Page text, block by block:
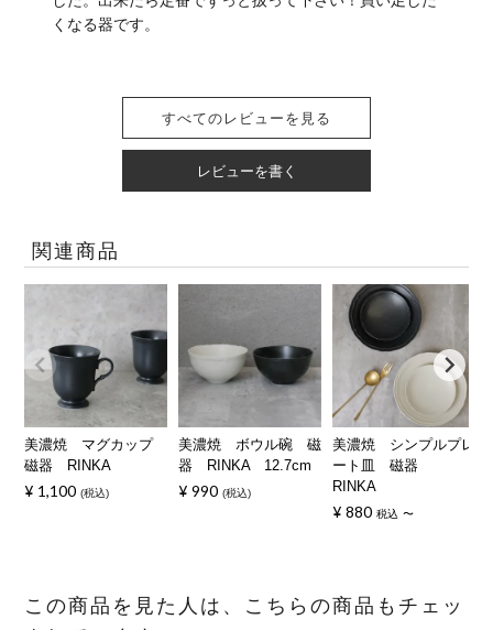
くなる器です。
すべてのレビューを見る
レビューを書く
関連商品
美濃焼 マグカップ
磁器 RINKA
¥ 1,100 税込
美濃焼 ボウル碗 磁
器 RINKA 12.7cm
¥ 990 税込
美濃焼 シンプルプレ
ート皿 磁器
RINKA
¥ 880 税込 〜
この商品を見た人は、こちらの商品もチェッ